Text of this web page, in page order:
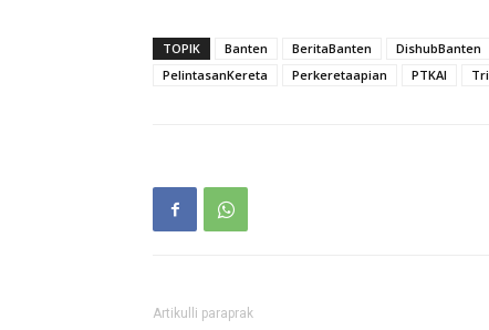
TOPIK Banten BeritaBanten DishubBanten
PelintasanKereta
Perkeretaapian PTKAI
Artikulli paraprak